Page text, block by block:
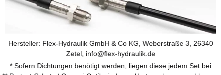
Hersteller: Flex-Hydraulik GmbH & Co KG, Weberstraße 3, 26340
Zetel, info@flex-hydraulik.de
* Sofern Dichtungen benötigt werden, liegen diese jedem Set bei